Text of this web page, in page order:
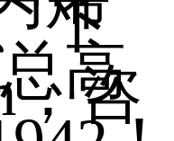
下
高
，咨